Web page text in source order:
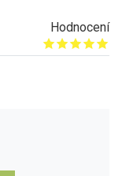
Hodnocení
Give it 1/5
Give it 2/5
Give it 3/5
Give it 4/5
Give it 5/5